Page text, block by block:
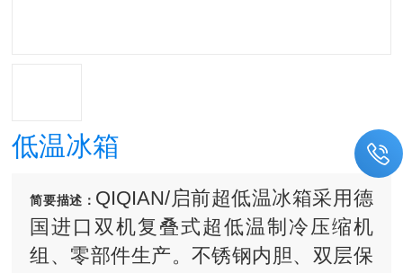
低温冰箱
简要描述： QIQIAN/启前超低温冰箱采用德
国进口双机复叠式超低温制冷压缩机
组、零部件生产。不锈钢内胆、双层保